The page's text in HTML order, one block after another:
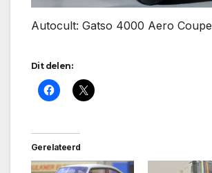
Autocult: Gatso 4000 Aero Coupe
Dit delen:
Gerelateerd